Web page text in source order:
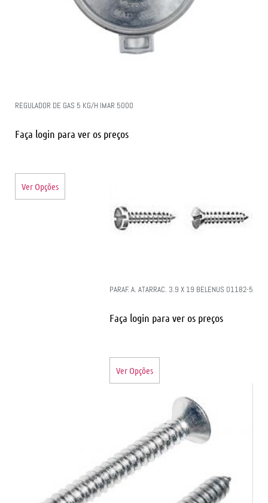
REGULADOR DE GAS 5 KG/H IMAR 5000
Faça login para ver os preços
Ver Opções
PARAF. A. ATARRAC. 3.9 X 19 BELENUS 01182-5
Faça login para ver os preços
Ver Opções